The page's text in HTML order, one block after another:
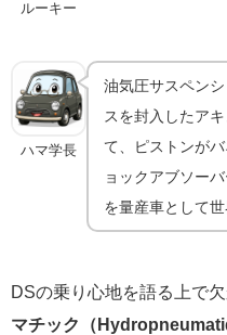
ルーキー
ハマ学長
油気圧サスペン
スを封入したア
て、ピストンが
ョックアブソー
を量産車として
DSの乗り心地を語る上で
マチック（